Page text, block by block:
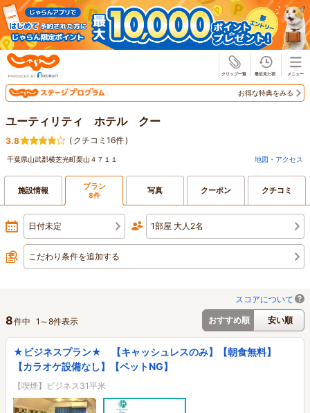
お得な特典をみる
ユーティリティ ホテル クー
3.8 ( クチコミ16件)
千葉県山武郡横芝光町栗山４７１１ 地図・アクセス
施設情報 プラン
8件 写真 クーポン クチコミ
日付未定 1部屋 大人2名
こだわり条件を追加する
スコアについて
おすすめ順
安い順
8件中 1 ～8件表示
★ビジネスプラン★ 【キャッシュレスのみ】【朝食無料】
【カラオケ設備なし】【ペットNG】
【喫煙】ビジネス31平米